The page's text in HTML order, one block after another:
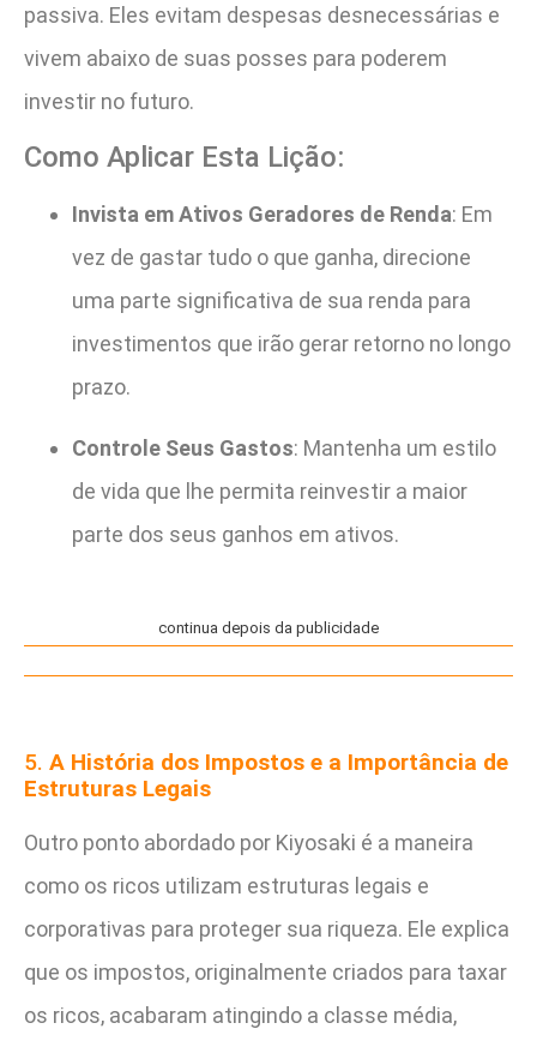
passiva. Eles evitam despesas desnecessárias e
vivem abaixo de suas posses para poderem
investir no futuro.
Como Aplicar Esta Lição:
Invista em Ativos Geradores de Renda: Em
vez de gastar tudo o que ganha, direcione
uma parte significativa de sua renda para
investimentos que irão gerar retorno no longo
prazo.
Controle Seus Gastos: Mantenha um estilo
de vida que lhe permita reinvestir a maior
parte dos seus ganhos em ativos.
continua depois da publicidade
5. A História dos Impostos e a Importância de
Estruturas Legais
Outro ponto abordado por Kiyosaki é a maneira
como os ricos utilizam estruturas legais e
corporativas para proteger sua riqueza. Ele explica
que os impostos, originalmente criados para taxar
os ricos, acabaram atingindo a classe média,